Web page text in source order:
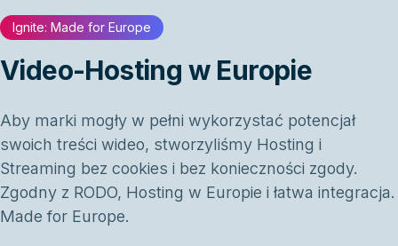
Ignite: Made for Europe
Video-Hosting w Europie
Aby marki mogły w pełni wykorzystać potencjał
swoich treści wideo, stworzyliśmy Hosting i
Streaming bez cookies i bez konieczności zgody.
Zgodny z RODO, Hosting w Europie i łatwa integracja.
Made for Europe.